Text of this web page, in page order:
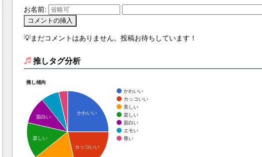
お名前:
💡まだコメントはありません。投稿お待ちしています！
推しタグ分析
推し傾向
かわいい
カッコいい
美しい
楽しい
面白い
エモい
尊い
かわいい
カッコいい
面白い
楽しい